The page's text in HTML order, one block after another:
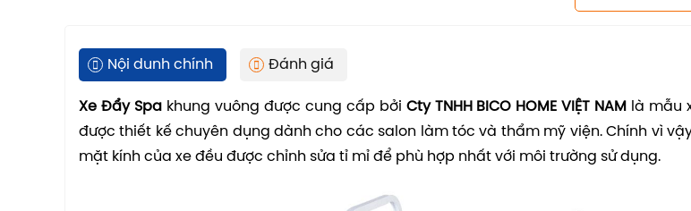
Nội dunh chính Đánh giá
Xe Đẩy Spakhung vuông được cung cấp bởi Cty TNHH BICO HOME VIỆT NAM
là mẫu
được thiết kế chuyên dụng dành cho các salon làm tóc và thẩm mỹ viện. Chính vì
mặt kính của xe đều được chỉnh sửa tỉ mỉ để phù hợp nhất với môi trường sử dụng.